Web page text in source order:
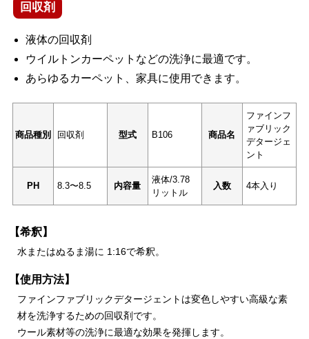
回収剤
液体の回収剤
ウイルトンカーペットなどの洗浄に最適です。
あらゆるカーペット、家具に使用できます。
商品種別 回収剤 型式 B106 商品名
ファインフ
ァブリック
デタージェ
ント
PH 8.3〜8.5 内容量
液体/3.78
リットル
入数 4本入り
【希釈】
水またはぬるま湯に 1:16で希釈。
【使用方法】
ファインファブリックデタージェントは変色しやすい高級な素
材を洗浄するための回収剤です。
ウール素材等の洗浄に最適な効果を発揮します。